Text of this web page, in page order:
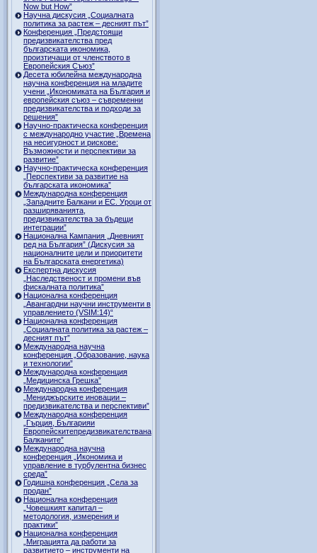
Now but How”
Научна дискусия „Социалната
политика за растеж – десният път”
Конференция „Предстоящи
предизвикателства пред
българската икономика,
произтичащи от членството в
Европейския Съюз”
Десета юбилейна международна
научна конференция на младите
учени „Икономиката на България и
европейския съюз – съвременни
предизвикателства и подходи за
решения”
Научно-практическа конференция
с международно участие „Времена
на несигурност и рискове:
Възможности и перспективи за
развитие”
Научно-практическа конференция
„Перспективи за развитие на
българската икономика”
Международна конференция
„Западните Балкани и ЕС. Уроци от
разширяванията,
предизвикателства за бъдещи
интеграции”
Национална Кампания „Дневният
ред на България” (Дискусия за
националните цели и приоритети
на Българската енергетика)
Експертна дискусия
„Наследственост и промени във
фискалната политика”
Национална конференция
„Авангардни научни инструменти в
управлението (VSIM:14)“
Национална конференция
„Социалната политика за растеж –
десният път”
Международна научна
конференция „Образование, наука
и технологии”
Международна конференция
„Медицинска Грешка”
Международна конференция
„Мениджърските иновации –
предизвикателства и перспективи”
Международна конференция
„Гърция, Българияи
Европейскитепредизвикателствана
Балканите”
Международна научна
конференция „Икономика и
управление в турбулентна бизнес
среда”
Годишна конференция „Селa за
продан”
Национална конференция
„Човешкият капитал –
методология, измерения и
практики”
Национална конференция
„Миграцията да работи за
развитието – инструменти на